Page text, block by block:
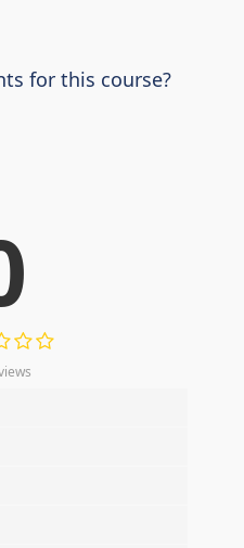
for this course?